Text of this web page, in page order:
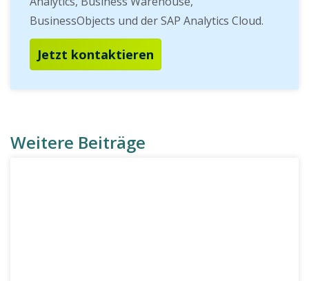
BusinessObjects und der SAP Analytics Cloud.
Jetzt kontaktieren
Weitere Beiträge